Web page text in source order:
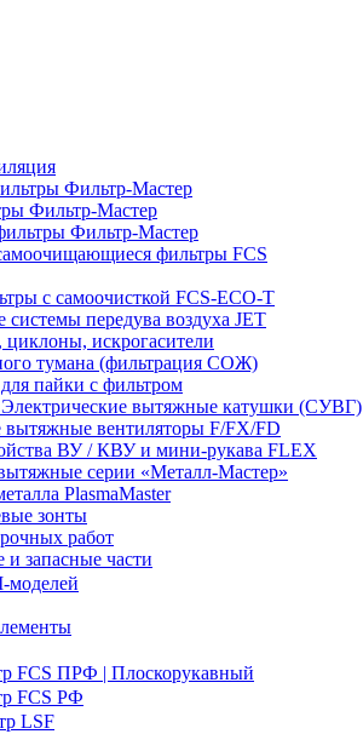
FCS
с самоочисткой FCS-ECO-T
системы передува воздуха JET
искрогасители
тумана (фильтрация СОЖ)
пайки с фильтром
вытяжные катушки (СУВГ)
вентиляторы F/FX/FD
ВУ / КВУ и мини-рукава FLEX
серии «Металл-Мастер»
PlasmaMaster
зонты
работ
запасные части
моделей
FCS ПРФ | Плоскорукавный
FCS РФ
LSF